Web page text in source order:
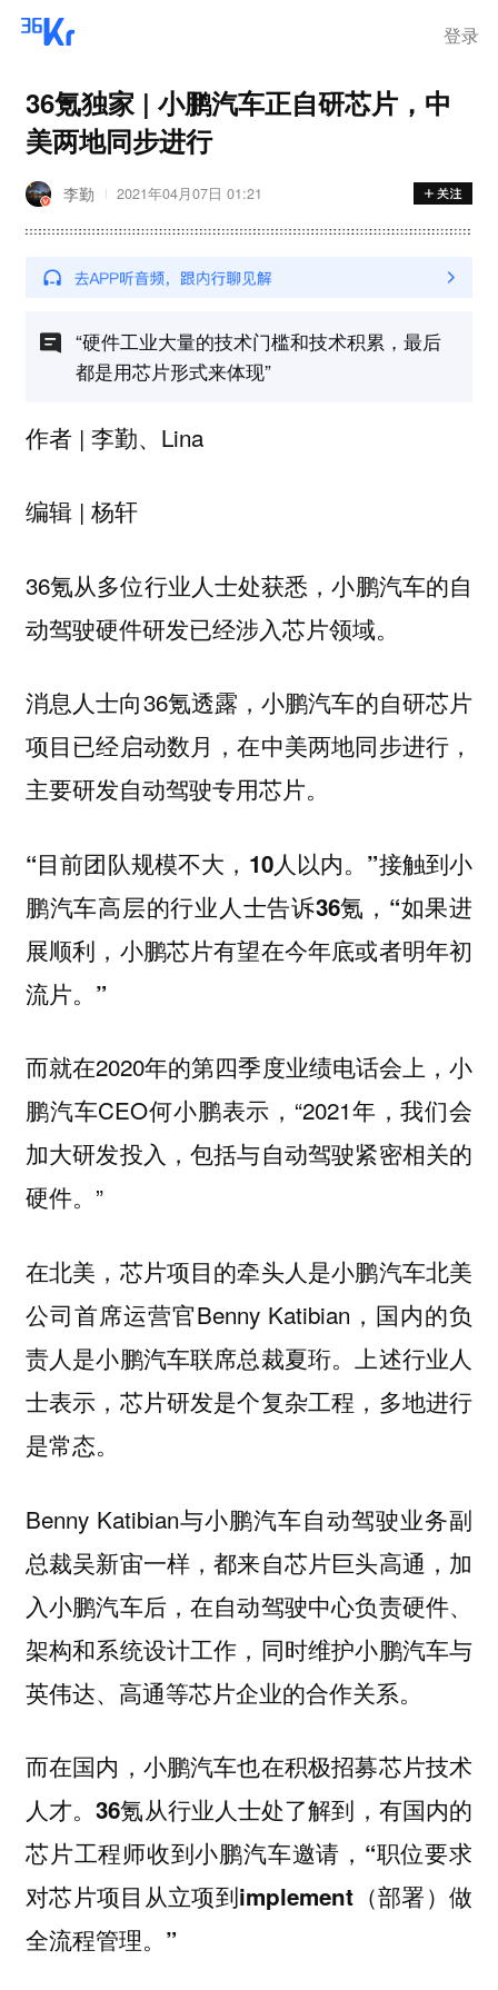
登录
36氪独家 | 小鹏汽车正自研芯片，中
美两地同步进行
李勤 2021年04月07日 01:21
“硬件工业大量的技术门槛和技术积累，最后
都是用芯片形式来体现”
作者 | 李勤、Lina
编辑 | 杨轩
36氪从多位行业人士处获悉，小鹏汽车的自
动驾驶硬件研发已经涉入芯片领域。
消息人士向36氪透露，小鹏汽车的自研芯片
项目已经启动数月，在中美两地同步进行，
主要研发自动驾驶专用芯片。
“目前团队规模不大，10人以内。”接触到小
鹏汽车高层的行业人士告诉36氪，“如果进
展顺利，小鹏芯片有望在今年底或者明年初
流片。”
而就在2020年的第四季度业绩电话会上，小
鹏汽车CEO何小鹏表示，“2021年，我们会
加大研发投入，包括与自动驾驶紧密相关的
硬件。”
在北美，芯片项目的牵头人是小鹏汽车北美
公司首席运营官Benny Katibian，国内的负
责人是小鹏汽车联席总裁夏珩。上述行业人
士表示，芯片研发是个复杂工程，多地进行
是常态。
Benny Katibian与小鹏汽车自动驾驶业务副
总裁吴新宙一样，都来自芯片巨头高通，加
入小鹏汽车后，在自动驾驶中心负责硬件、
架构和系统设计工作，同时维护小鹏汽车与
英伟达、高通等芯片企业的合作关系。
而在国内，小鹏汽车也在积极招募芯片技术
人才。36氪从行业人士处了解到，有国内的
芯片工程师收到小鹏汽车邀请，“职位要求
对芯片项目从立项到implement（部署）做
全流程管理。”